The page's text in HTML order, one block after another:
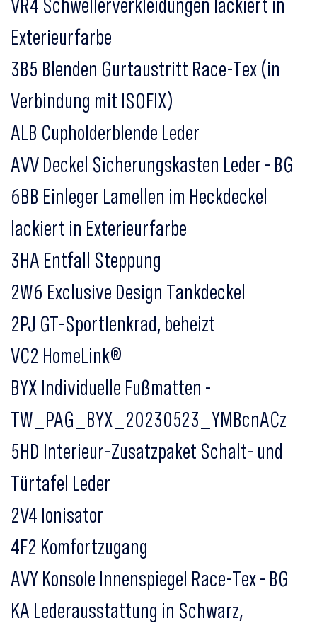
Exterieurfarbe
3B5 Blenden Gurtaustritt Race-Tex (in
Verbindung mit ISOFIX)
ALB Cupholderblende Leder
AVV Deckel Sicherungskasten Leder - BG
6BB Einleger Lamellen im Heckdeckel
lackiert in Exterieurfarbe
3HA Entfall Steppung
2W6 Exclusive Design Tankdeckel
2PJ GT-Sportlenkrad, beheizt
VC2 HomeLink®
BYX Individuelle Fußmatten -
TW_PAG_BYX_20230523_YMBcnACz
5HD Interieur-Zusatzpaket Schalt- und
Türtafel Leder
2V4 Ionisator
4F2 Komfortzugang
AVY Konsole Innenspiegel Race-Tex - BG
KA Lederausstattung in Schwarz,